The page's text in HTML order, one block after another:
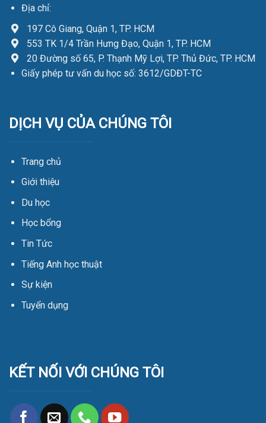
Địa chỉ:
197 Cô Giang, Quận 1, TP. HCM
553 TK 1/4 Trần Hưng Đạo, Quận 1, TP. HCM
20 Đường số 65, P. Thạnh Mỹ Lợi, TP. Thủ Đức, TP. HCM
Giấy phép tư vấn du học số: 3612/GDĐT-TC
DỊCH VỤ CỦA CHÚNG TÔI
Trang chủ
Giới thiệu
Du học
Học bổng
Tin Tức
Tiếng Anh học thuật
Sự kiện
Tuyển dụng
KẾT NỐI VỚI CHÚNG TÔI